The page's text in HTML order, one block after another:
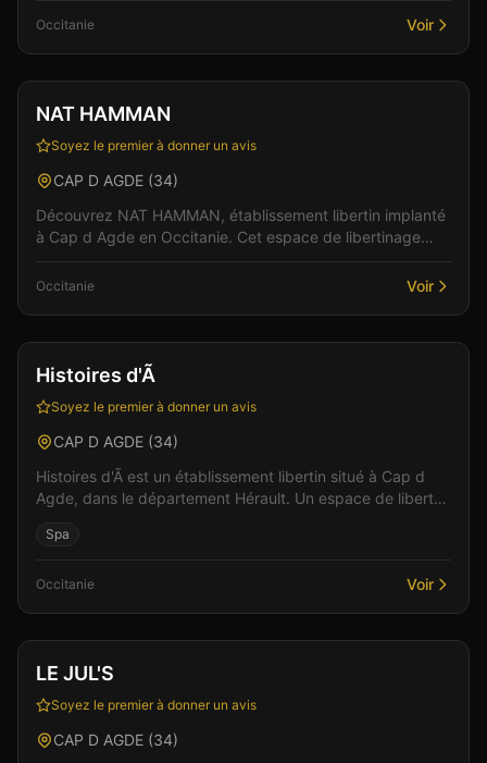
Occitanie Voir
Club
NAT HAMMAN
Soyez le premier à donner un avis
CAP D AGDE (34)
Découvrez NAT HAMMAN, établissement libertin implanté
à Cap d Agde en Occitanie. Cet espace de libertinage
Occitanie Voir
Club Sauna +1
Histoires d'Ã
Soyez le premier à donner un avis
CAP D AGDE (34)
Histoires d'Ã est un établissement libertin situé à Cap d
Agde, dans le département Hérault. Un espace de liberté
Spa
Occitanie Voir
Club Sauna +2
LE JUL'S
Soyez le premier à donner un avis
CAP D AGDE (34)